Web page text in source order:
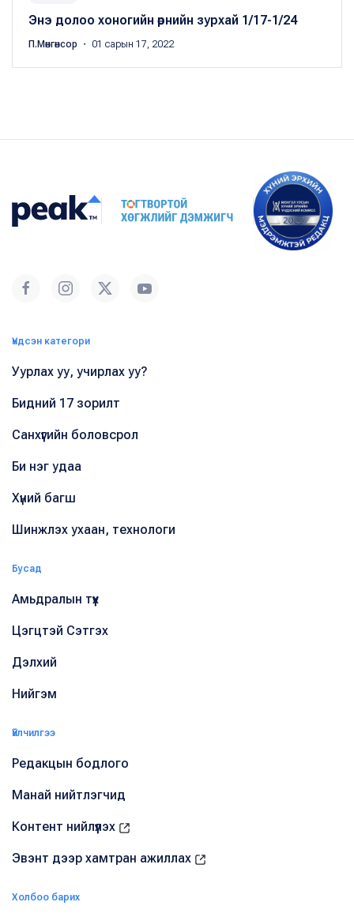
Энэ долоо хоногийн өрнийн зурхай 1/17-1/24
П.Мөнгөнсор ・ 01 сарын 17, 2022
Үндсэн категори
Уурлах уу, учирлах уу?
Бидний 17 зорилт
Санхүүгийн боловсрол
Би нэг удаа
Хүний багш
Шинжлэх ухаан, технологи
Бусад
Амьдралын түүх
Цэгцтэй Сэтгэх
Дэлхий
Нийгэм
Үйлчилгээ
Редакцын бодлого
Манай нийтлэгчид
Контент нийлүүлэх
Эвэнт дээр хамтран ажиллах
Холбоо барих